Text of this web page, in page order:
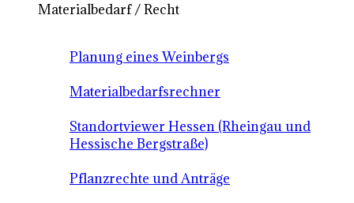
Materialbedarf / Recht
Planung eines Weinbergs
Materialbedarfsrechner
Standortviewer Hessen (Rheingau und
Hessische Bergstraße)
Pflanzrechte und Anträge